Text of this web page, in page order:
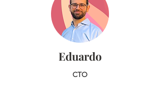
Eduardo
CTO